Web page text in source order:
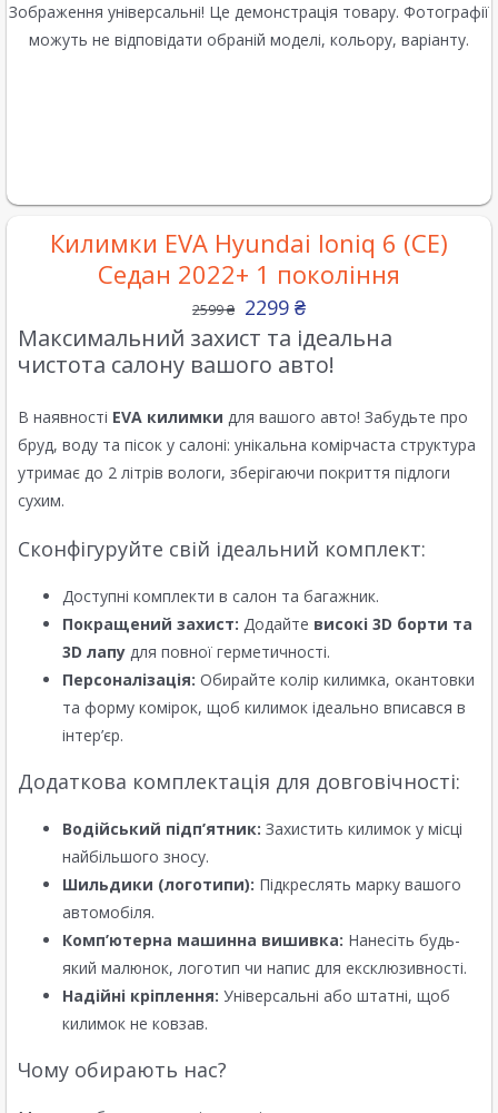
Зображення універсальні! Це демонстрація товару. Фотографії
можуть не відповідати обраній моделі, кольору, варіанту.
Килимки EVA Hyundai Ioniq 6 (CE)
Седан 2022+ 1 покоління
2599₴ 2299 ₴
Максимальний захист та ідеальна
чистота салону вашого авто!
В наявності EVA килимки для вашого авто! Забудьте про
бруд, воду та пісок у салоні: унікальна комірчаста структура
утримає до 2 літрів вологи, зберігаючи покриття підлоги
сухим.
Сконфігуруйте свій ідеальний комплект:
Доступні комплекти в салон та багажник.
Покращений захист: Додайте високі 3D борти та
3D лапу для повної герметичності.
Персоналізація: Обирайте колір килимка, окантовки
та форму комірок, щоб килимок ідеально вписався в
інтер’єр.
Додаткова комплектація для довговічності:
Водійський підп’ятник: Захистить килимок у місці
найбільшого зносу.
Шильдики (логотипи): Підкреслять марку вашого
автомобіля.
Комп’ютерна машинна вишивка: Нанесіть будь-
який малюнок, логотип чи напис для ексклюзивності.
Надійні кріплення: Універсальні або штатні, щоб
килимок не ковзав.
Чому обирають нас?